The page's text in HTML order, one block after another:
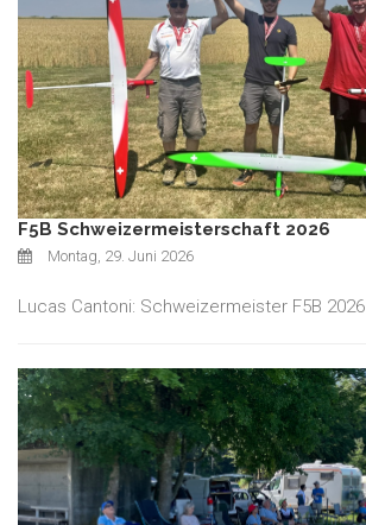
F5B Schweizermeisterschaft 2026
Montag, 29. Juni 2026
Lucas Cantoni: Schweizermeister F5B 2026